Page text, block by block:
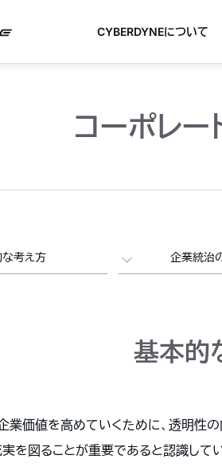
CYBERDYNEについて
コーポレー
考え方 企業統治
基本的
業価値を高めていくために、透明性
実を図ることが重要であると認識して